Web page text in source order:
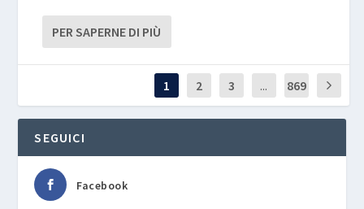
PER SAPERNE DI PIÙ
1 2 3 ... 869
SEGUICI
Facebook